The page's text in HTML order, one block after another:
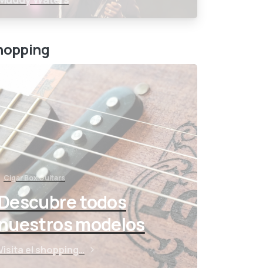
Cigar Box Guitars
todos
modelos
el shopping…